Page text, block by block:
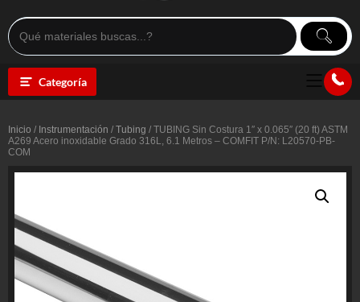
Categoría
Inicio / Instrumentación / Tubing / TUBING Sin Costura 1″ x 0.065″ (20 ft) ASTM
A269 Acero inoxidable Grado 316L, 6.1 Metros – COMFIT P/N: L20570-PB-
COM